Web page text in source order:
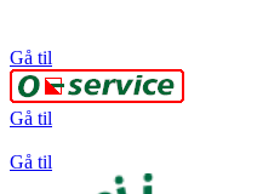
Gå til
Gå til
Gå til